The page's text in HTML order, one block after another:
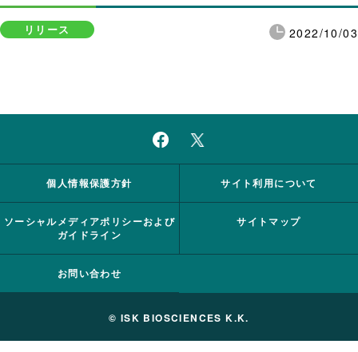
2022/10/03
リリース
個人情報保護方針 サイト利用について
ソーシャルメディアポリシーおよび
ガイドライン
サイトマップ
お問い合わせ
© ISK BIOSCIENCES K.K.